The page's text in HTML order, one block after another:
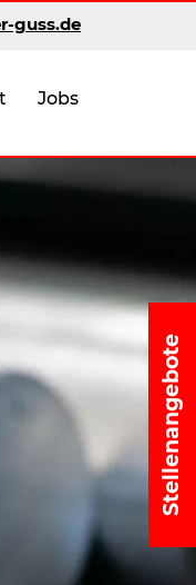
guss.de
Jobs
Stellenangebote